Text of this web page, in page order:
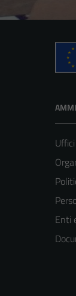
Uffici
Enti